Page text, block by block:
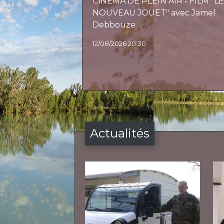
NOUVEAU JOUET" avec Jamel
Debbouze
12/08/2026 20:30
Actualités